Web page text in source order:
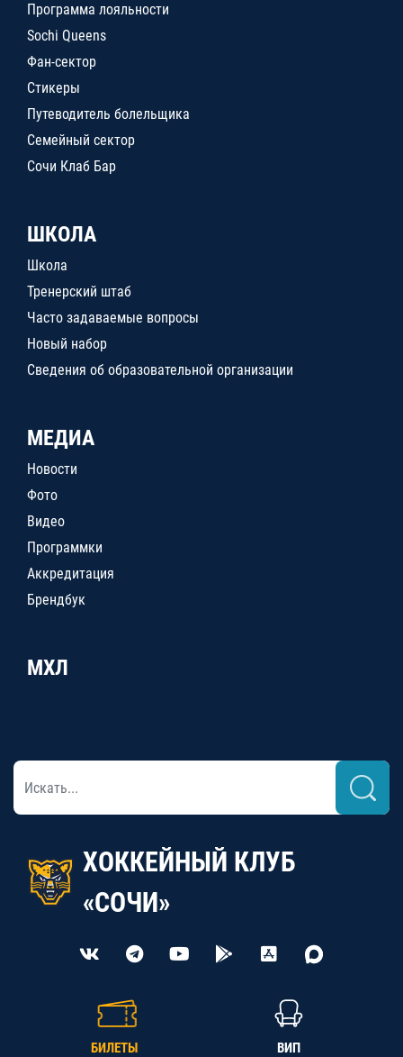
Программа лояльности
Sochi Queens
Фан-сектор
Стикеры
Путеводитель болельщика
Семейный сектор
Сочи Клаб Бар
ШКОЛА
Школа
Тренерский штаб
Часто задаваемые вопросы
Новый набор
Сведения об образовательной организации
МЕДИА
Новости
Фото
Видео
Программки
Аккредитация
Брендбук
МХЛ
ХОККЕЙНЫЙ КЛУБ
«СОЧИ»
БИЛЕТЫ ВИП